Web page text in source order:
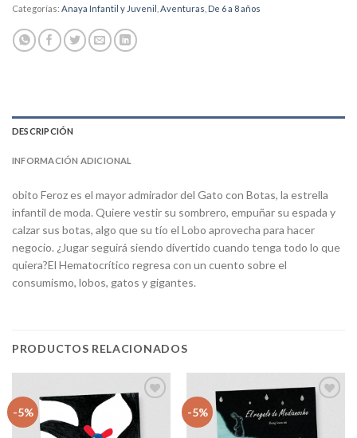
Categorías: Anaya Infantil y Juvenil Aventuras De 6 a 8 años
DESCRIPCIÓN
INFORMACIÓN ADICIONAL
obito Feroz es el mayor admirador del Gato con Botas, la estrella
infantil de moda. Quiere vestir su sombrero, empuñar su espada y
calzar sus botas, algo que su tío el Lobo aprovecha para hacer
negocio. ¿Jugar seguirá siendo divertido cuando tenga todo lo que
quiera?El Hematocrítico regresa con un cuento sobre el
consumismo, lobos, gatos y gigantes.
PRODUCTOS RELACIONADOS
-5%
Añadir
-5%
Añadir
lista